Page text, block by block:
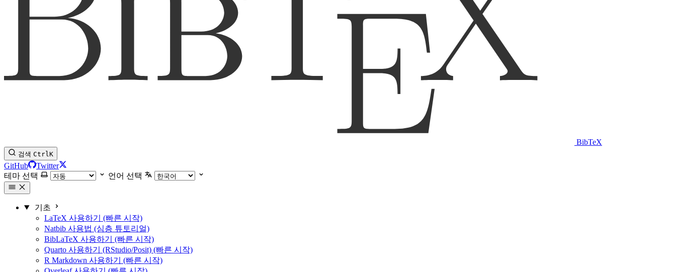
BibTeX
검색 CtrlK
GitHub
Twitter
테마 선택
언어 선택
기초
LaTeX 사용하기 (빠른 시작)
Natbib 사용법 (심층 튜토리얼)
BibLaTeX 사용하기 (빠른 시작)
Quarto 사용하기 (RStudio/Posit) (빠른 시작)
R Markdown 사용하기 (빠른 시작)